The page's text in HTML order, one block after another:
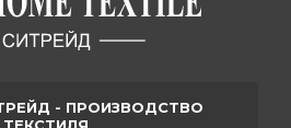
- ПРОИЗВОДСТВО